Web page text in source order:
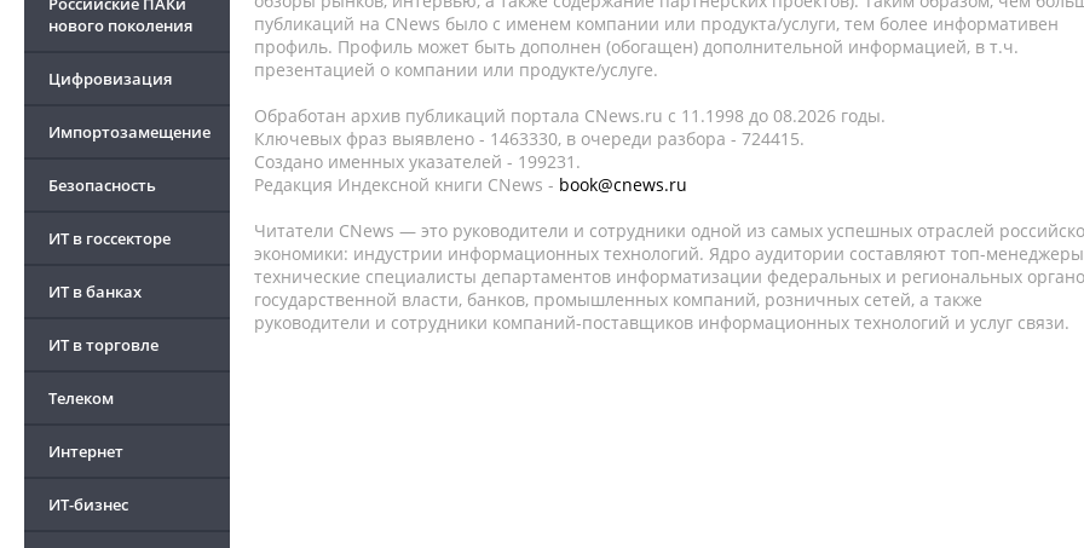
нового поколения
Цифровизация
Импортозамещение
Безопасность
ИТ в госсекторе
ИТ в банках
ИТ в торговле
Телеком
Интернет
ИТ-бизнес
публикаций на CNews было с именем компании или продукта/услуги, тем более информативен
профиль. Профиль может быть дополнен (обогащен) дополнительной информацией, в т.ч.
презентацией о компании или продукте/услуге.
Обработан архив публикаций портала CNews.ru c 11.1998 до 08.2026 годы.
Ключевых фраз выявлено - 1463330, в очереди разбора - 724415.
Создано именных указателей - 199231.
Редакция Индексной книги CNews - book@cnews.ru
Читатели CNews — это руководители и сотрудники одной из самых успешных отраслей
экономики: индустрии информационных технологий. Ядро аудитории составляют топ-
технические специалисты департаментов информатизации федеральных и региональных
государственной власти, банков, промышленных компаний, розничных сетей, а также
руководители и сотрудники компаний-поставщиков информационных технологий и услуг связи.